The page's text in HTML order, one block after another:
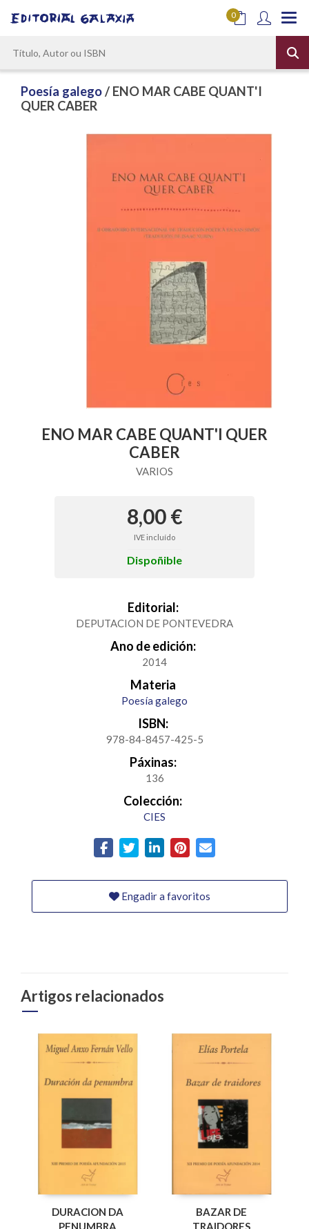
0
Poesía galego/ ENO MAR CABE QUANT'I
QUER CABER
ENO MAR CABE QUANT'I QUER
CABER
VARIOS
8,00 €
IVE incluído
Dispoñible
Editorial:
DEPUTACION DE PONTEVEDRA
Ano de edición:
2014
Materia
Poesía galego
ISBN:
978-84-8457-425-5
Páxinas:
136
Colección:
CIES
Engadir a favoritos
Artigos relacionados
DURACION DA
PENUMBRA
BAZAR DE
TRAIDORES